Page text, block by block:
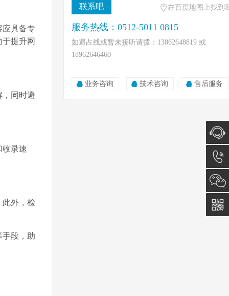
应具备专
提升网
，同时避
收录速
此外，检
手段，助
联系吧 在百度地图上找到
服务热线：0512-5011 0815
如遇占线或暂未接听请拨：13862648819 或
18962646460
业务咨询 技术咨询 售后服务
在线咨
询
0512-
5011